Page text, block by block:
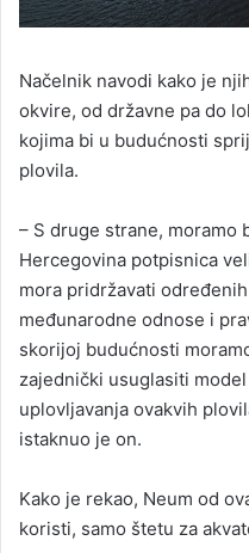
Načelnik navodi kako je
okvire, od državne pa do
kojima bi u budućnosti
plovila.
– S druge strane, moramo
Hercegovina potpisnica
mora pridržavati
međunarodne odnose i
skorijoj budućnosti
zajednički usuglasiti
uplovljavanja ovakvih
istaknuo je on.
Kako je rekao, Neum od
koristi, samo štetu za